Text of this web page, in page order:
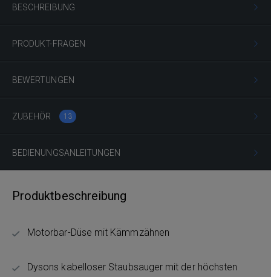
BESCHREIBUNG
PRODUKT-FRAGEN
BEWERTUNGEN
ZUBEHÖR 13
BEDIENUNGSANLEITUNGEN
Produktbeschreibung
Motorbar-Düse mit Kämmzähnen
Dysons kabelloser Staubsauger mit der höchsten